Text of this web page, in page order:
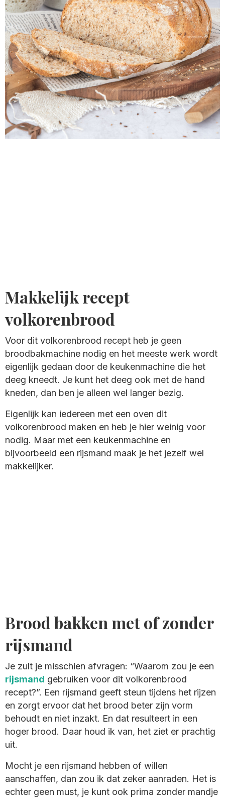
Makkelijk recept
volkorenbrood
Voor dit volkorenbrood recept heb je geen
broodbakmachine nodig en het meeste werk wordt
eigenlijk gedaan door de keukenmachine die het
deeg kneedt. Je kunt het deeg ook met de hand
kneden, dan ben je alleen wel langer bezig.
Eigenlijk kan iedereen met een oven dit
volkorenbrood maken en heb je hier weinig voor
nodig. Maar met een keukenmachine en
bijvoorbeeld een rijsmand maak je het jezelf wel
makkelijker.
Brood bakken met of zonder
rijsmand
Je zult je misschien afvragen: “Waarom zou je een
rijsmand gebruiken voor dit volkorenbrood
recept?”. Een rijsmand geeft steun tijdens het rijzen
en zorgt ervoor dat het brood beter zijn vorm
behoudt en niet inzakt. En dat resulteert in een
hoger brood. Daar houd ik van, het ziet er prachtig
uit.
Mocht je een rijsmand hebben of willen
aanschaffen, dan zou ik dat zeker aanraden. Het is
echter geen must, je kunt ook prima zonder mandje